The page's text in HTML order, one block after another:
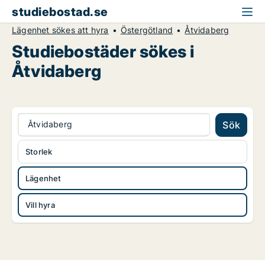
studiebostad.se
Lägenhet sökes att hyra Östergötland Åtvidaberg
Studiebostäder sökes i
Åtvidaberg
Åtvidaberg Sök
Lägenhet
Vill hyra
Storlek